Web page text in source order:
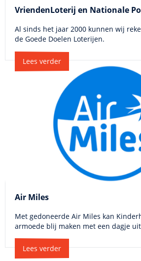
VriendenLoterij en Nationale
Al sinds het jaar 2000 kunnen wij
de Goede Doelen Loterijen.
Lees verder
Air Miles
Met gedoneerde Air Miles kan
armoede blij maken met een dagje
Lees verder